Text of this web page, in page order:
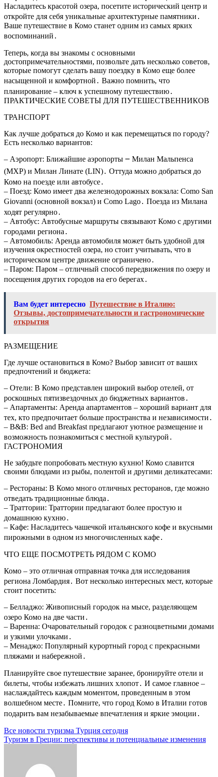
Насладитесь красотой озера, посетите исторический центр и
откройте для себя уникальные архитектурные памятники․
Ваше путешествие в Комо станет одним из самых ярких
воспоминаний․
Теперь, когда вы знакомы с основными
достопримечательностями, позвольте дать несколько советов,
которые помогут сделать вашу поездку в Комо еще более
насыщенной и комфортной․ Важно помнить, что
планирование – ключ к успешному путешествию․
ПРАКТИЧЕСКИЕ СОВЕТЫ ДЛЯ ПУТЕШЕСТВЕННИКОВ
ТРАНСПОРТ
Как лучше добраться до Комо и как перемещаться по городу?
Есть несколько вариантов:
– Аэропорт: Ближайшие аэропорты ౼ Милан Мальпенса
(MXP) и Милан Линате (LIN)․ Оттуда можно добраться до
Комо на поезде или автобусе․
– Поезд: Комо имеет два железнодорожных вокзала: Como San
Giovanni (основной вокзал) и Como Lago․ Поезда из Милана
ходят регулярно․
– Автобус: Автобусные маршруты связывают Комо с другими
городами региона․
– Автомобиль: Аренда автомобиля может быть удобной для
изучения окрестностей озера, но стоит учитывать, что в
историческом центре движение ограничено․
– Паром: Паром – отличный способ передвижения по озеру и
посещения других городов на его берегах․
Вам будет интересно Путешествие в Италию:
Отзывы, достопримечательности и гастрономические
открытия
РАЗМЕЩЕНИЕ
Где лучше остановиться в Комо? Выбор зависит от ваших
предпочтений и бюджета:
– Отели: В Комо представлен широкий выбор отелей, от
роскошных пятизвездочных до бюджетных вариантов․
– Апартаменты: Аренда апартаментов – хороший вариант для
тех, кто предпочитает больше пространства и независимости․
– B&B: Bed and Breakfast предлагают уютное размещение и
возможность познакомиться с местной культурой․
ГАСТРОНОМИЯ
Не забудьте попробовать местную кухню! Комо славится
своими блюдами из рыбы, полентой и другими деликатесами:
– Рестораны: В Комо много отличных ресторанов, где можно
отведать традиционные блюда․
– Траттории: Траттории предлагают более простую и
домашнюю кухню․
– Кафе: Насладитесь чашечкой итальянского кофе и вкусными
пирожными в одном из многочисленных кафе․
ЧТО ЕЩЕ ПОСМОТРЕТЬ РЯДОМ С КОМО
Комо – это отличная отправная точка для исследования
региона Ломбардия․ Вот несколько интересных мест, которые
стоит посетить:
– Белладжо: Живописный городок на мысе, разделяющем
озеро Комо на две части․
– Варенна: Очаровательный городок с разноцветными домами
и узкими улочками․
– Менаджо: Популярный курортный город с прекрасными
пляжами и набережной․
Планируйте свое путешествие заранее, бронируйте отели и
билеты, чтобы избежать лишних хлопот․ И самое главное –
наслаждайтесь каждым моментом, проведенным в этом
волшебном месте․ Помните, что город Комо в Италии готов
подарить вам незабываемые впечатления и яркие эмоции․
Навигация
по
Все новости туризма Турция сегодня
Туризм в Греции: перспективы и потенциальные изменения